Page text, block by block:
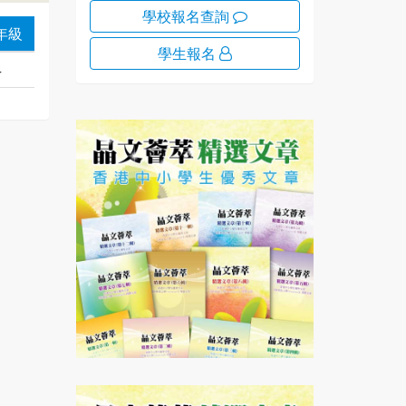
級
學校報名查詢
學生報名